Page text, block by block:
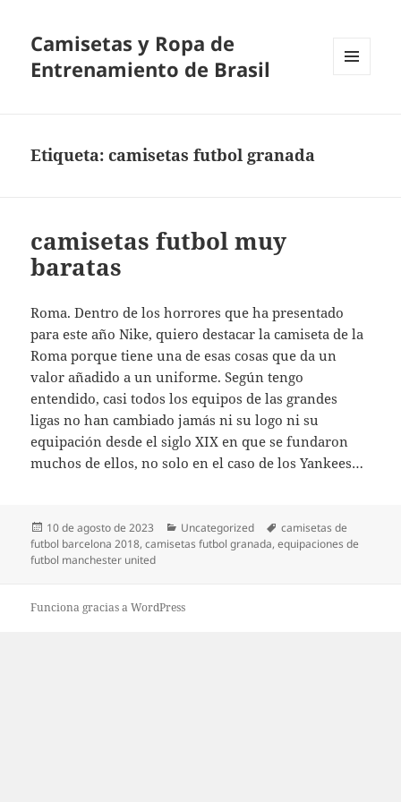
Camisetas y Ropa de
Entrenamiento de Brasil
Etiqueta:camisetas futbol granada
camisetas futbol muy
baratas
Roma. Dentro de los horrores que ha presentado
para este año Nike, quiero destacar la camiseta de la
Roma porque tiene una de esas cosas que da un
valor añadido a un uniforme. Según tengo
entendido, casi todos los equipos de las grandes
ligas no han cambiado jamás ni su logo ni su
equipación desde el siglo XIX en que se fundaron
muchos de ellos, no solo en el caso de los Yankees…
Publicado
el
10 de agosto de 2023 Categorías
Uncategorized Etiquetas
camisetas de
futbol barcelona 2018,camisetas futbol granada,equipaciones de
futbol manchester united
Funciona gracias a WordPress